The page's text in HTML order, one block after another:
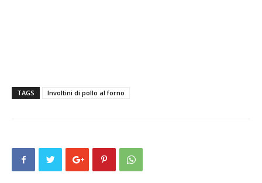
TAGS Involtini di pollo al forno